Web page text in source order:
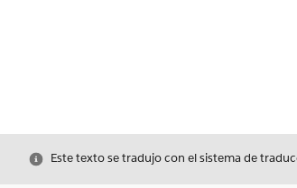
Cerrar
Este texto se tradujo con el sistema de